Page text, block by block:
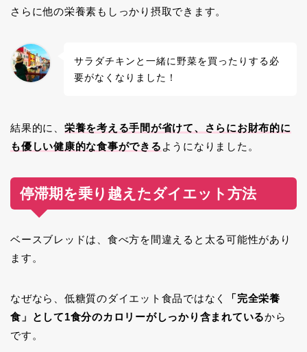
さらに他の栄養素もしっかり摂取できます。
サラダチキンと一緒に野菜を買ったりする必
要がなくなりました！
結果的に、 栄養を考える手間が省けて、さらにお財布的に
も優しい健康的な食事ができる ようになりました。
停滞期を乗り越えたダイエット方法
ベースブレッドは、食べ方を間違えると太る可能性があり
ます。
なぜなら、低糖質のダイエット食品ではなく
「完全栄養
食」として1食分のカロリーがしっかり含まれているから
です。